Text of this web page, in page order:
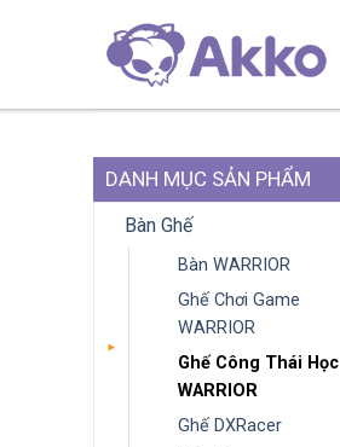
DANH MỤC SẢN PHẨM
Bàn Ghế
Bàn WARRIOR
Ghế Chơi Game
WARRIOR
Ghế Công Thái Học
WARRIOR
Ghế DXRacer